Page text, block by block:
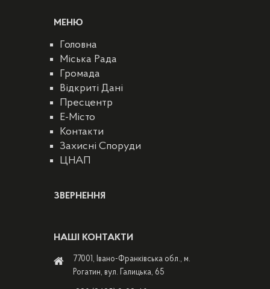
МЕНЮ
Головна
Міська Рада
Громада
Відкриті Дані
Пресцентр
E-Місто
Контакти
Захисні Споруди
ЦНАП
ЗВЕРНЕННЯ
НАШІ КОНТАКТИ
77001, Івано-Франківська обл., м.
Рогатин, вул. Галицька, 65